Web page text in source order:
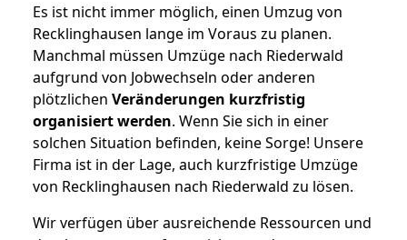
Es ist nicht immer möglich, einen Umzug von
Recklinghausen lange im Voraus zu planen.
Manchmal müssen Umzüge nach Riederwald
aufgrund von Jobwechseln oder anderen
plötzlichen Veränderungen kurzfristig
organisiert werden. Wenn Sie sich in einer
solchen Situation befinden, keine Sorge! Unsere
Firma ist in der Lage, auch kurzfristige Umzüge
von Recklinghausen nach Riederwald zu lösen.
Wir verfügen über ausreichende Ressourcen und